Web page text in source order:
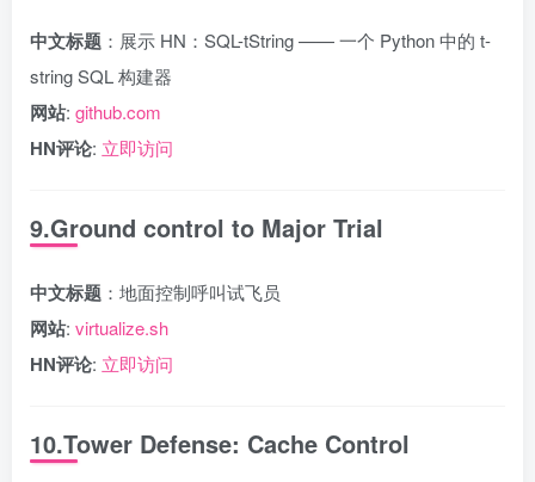
中文标题 ：展示 HN：SQL-tString —— 一个 Python 中的 t-
string SQL 构建器
网站: github.com
HN评论: 立即访问
9.Ground control to Major Trial
中文标题 ：地面控制呼叫试飞员
网站: virtualize.sh
HN评论: 立即访问
10.Tower Defense: Cache Control